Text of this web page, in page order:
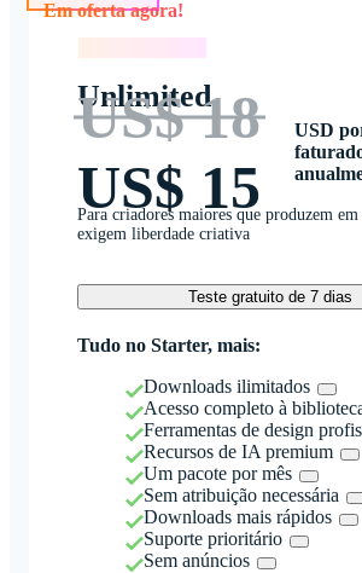
Unlimited
US$ 18
US$ 15
USD
Para criadores maiores que produzem em
exigem liberdade criativa
Teste gratuito de 7 dias
Tudo no Starter, mais:
Downloads ilimitados
Acesso completo à
Ferramentas de design
Recursos de IA premium
Um pacote por mês
Sem atribuição necessária
Downloads mais rápidos
Suporte prioritário
Sem anúncios